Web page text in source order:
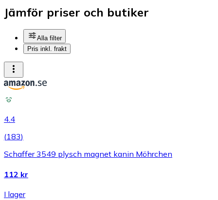
Jämför priser och butiker
Alla filter
Pris inkl. frakt
4.4
(183)
Schaffer 3549 plysch magnet kanin Möhrchen
112 kr
I lager